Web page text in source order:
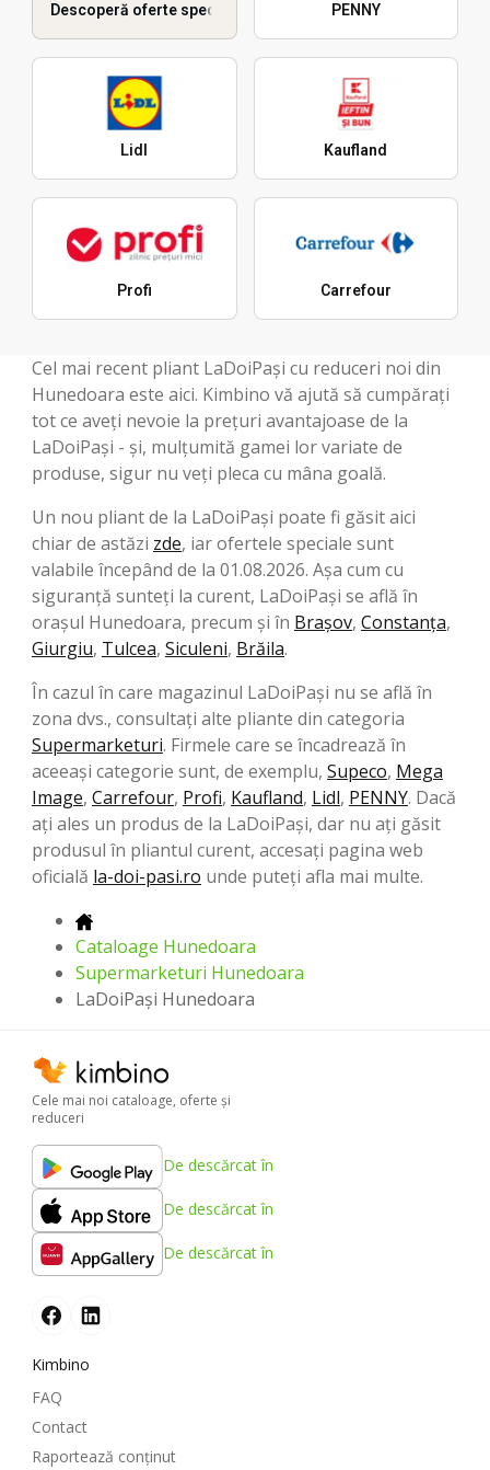
Descoperă oferte speciale PENNY
Lidl Kaufland
Profi Carrefour
Cel mai recent pliant LaDoiPași cu reduceri noi din
Hunedoara este aici. Kimbino vă ajută să cumpărați
tot ce aveți nevoie la prețuri avantajoase de la
LaDoiPași - și, mulțumită gamei lor variate de
produse, sigur nu veți pleca cu mâna goală.
Un nou pliant de la LaDoiPași poate fi găsit aici
chiar de astăzi zde, iar ofertele speciale sunt
valabile începând de la 01.08.2026. Așa cum cu
siguranță sunteți la curent, LaDoiPași se află în
orașul Hunedoara, precum și în Brașov, Constanța,
Giurgiu, Tulcea, Siculeni, Brăila.
În cazul în care magazinul LaDoiPași nu se află în
zona dvs., consultați alte pliante din categoria
Supermarketuri. Firmele care se încadrează în
aceeași categorie sunt, de exemplu, Supeco, Mega
Image, Carrefour, Profi, Kaufland, Lidl, PENNY. Dacă
ați ales un produs de la LaDoiPași, dar nu ați găsit
produsul în pliantul curent, accesați pagina web
oficială la-doi-pasi.ro unde puteți afla mai multe.
Cataloage Hunedoara
Supermarketuri Hunedoara
LaDoiPași Hunedoara
Cele mai noi cataloage, oferte şi
reduceri
De descărcat în
De descărcat în
De descărcat în
Kimbino
FAQ
Contact
Raportează conținut